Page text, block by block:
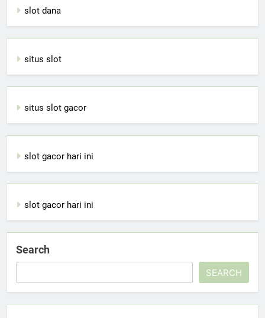
slot dana
situs slot
situs slot gacor
slot gacor hari ini
slot gacor hari ini
Search
SEARCH